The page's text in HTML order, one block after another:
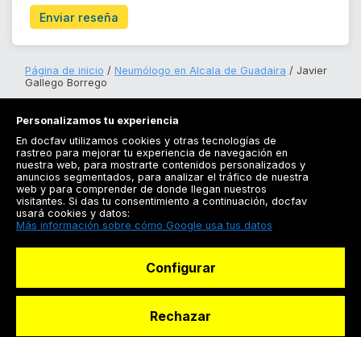
Enviar reseña
Página de inicio Neumólogo en Alcala de Guadaira
Javier
Gallego Borrego
Registrarse
Docfav
Personalizamos tu experiencia
En docfav utilizamos cookies y otras tecnologías de
rastreo para mejorar tu experiencia de navegación en
nuestra web, para mostrarte contenidos personalizados y
anuncios segmentados, para analizar el tráfico de nuestra
web y para comprender de donde llegan nuestros
visitantes. Si das tu consentimiento a continuación, docfav
usará cookies y datos:
Más información sobre cómo Google usa tus datos
Configurar
Rechazar